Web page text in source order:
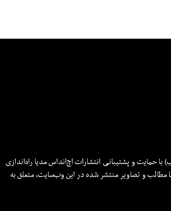
حمایت و پشتیبانی انتشارات اچ‌اند‌اس مدیا راه‌اندازی
و تصاویر منتشر شده در این وب‌سایت، متعلق به